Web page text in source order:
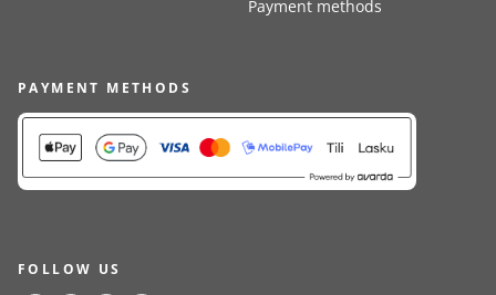
Payment methods
PAYMENT METHODS
FOLLOW US